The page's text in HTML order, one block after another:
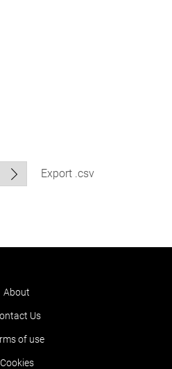
Export .csv
About
Us
of use
Cookies